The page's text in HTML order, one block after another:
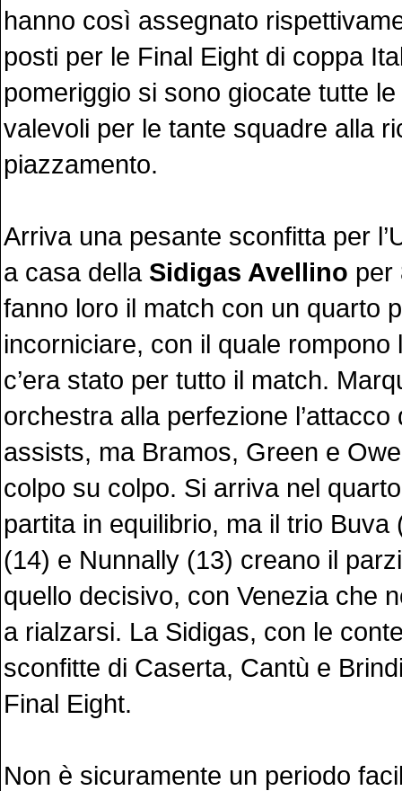
hanno così assegnato
posti per le Final Eight di coppa
pomeriggio si sono giocate tutte
valevoli per le tante squadre alla
piazzamento.
Arriva una pesante sconfitta per
a casa della Sidigas Avellino per
fanno loro il match con un quarto
incorniciare, con il quale rompono
c’era stato per tutto il match.
orchestra alla perfezione
assists, ma Bramos, Green e
colpo su colpo. Si arriva nel
partita in equilibrio, ma il trio Buva
(14) e Nunnally (13) creano il
quello decisivo, con Venezia che
a rialzarsi. La Sidigas, con le
sconfitte di Caserta, Cantù e
Final Eight.
Non è sicuramente un periodo